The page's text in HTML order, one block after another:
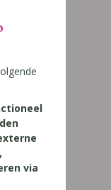
via